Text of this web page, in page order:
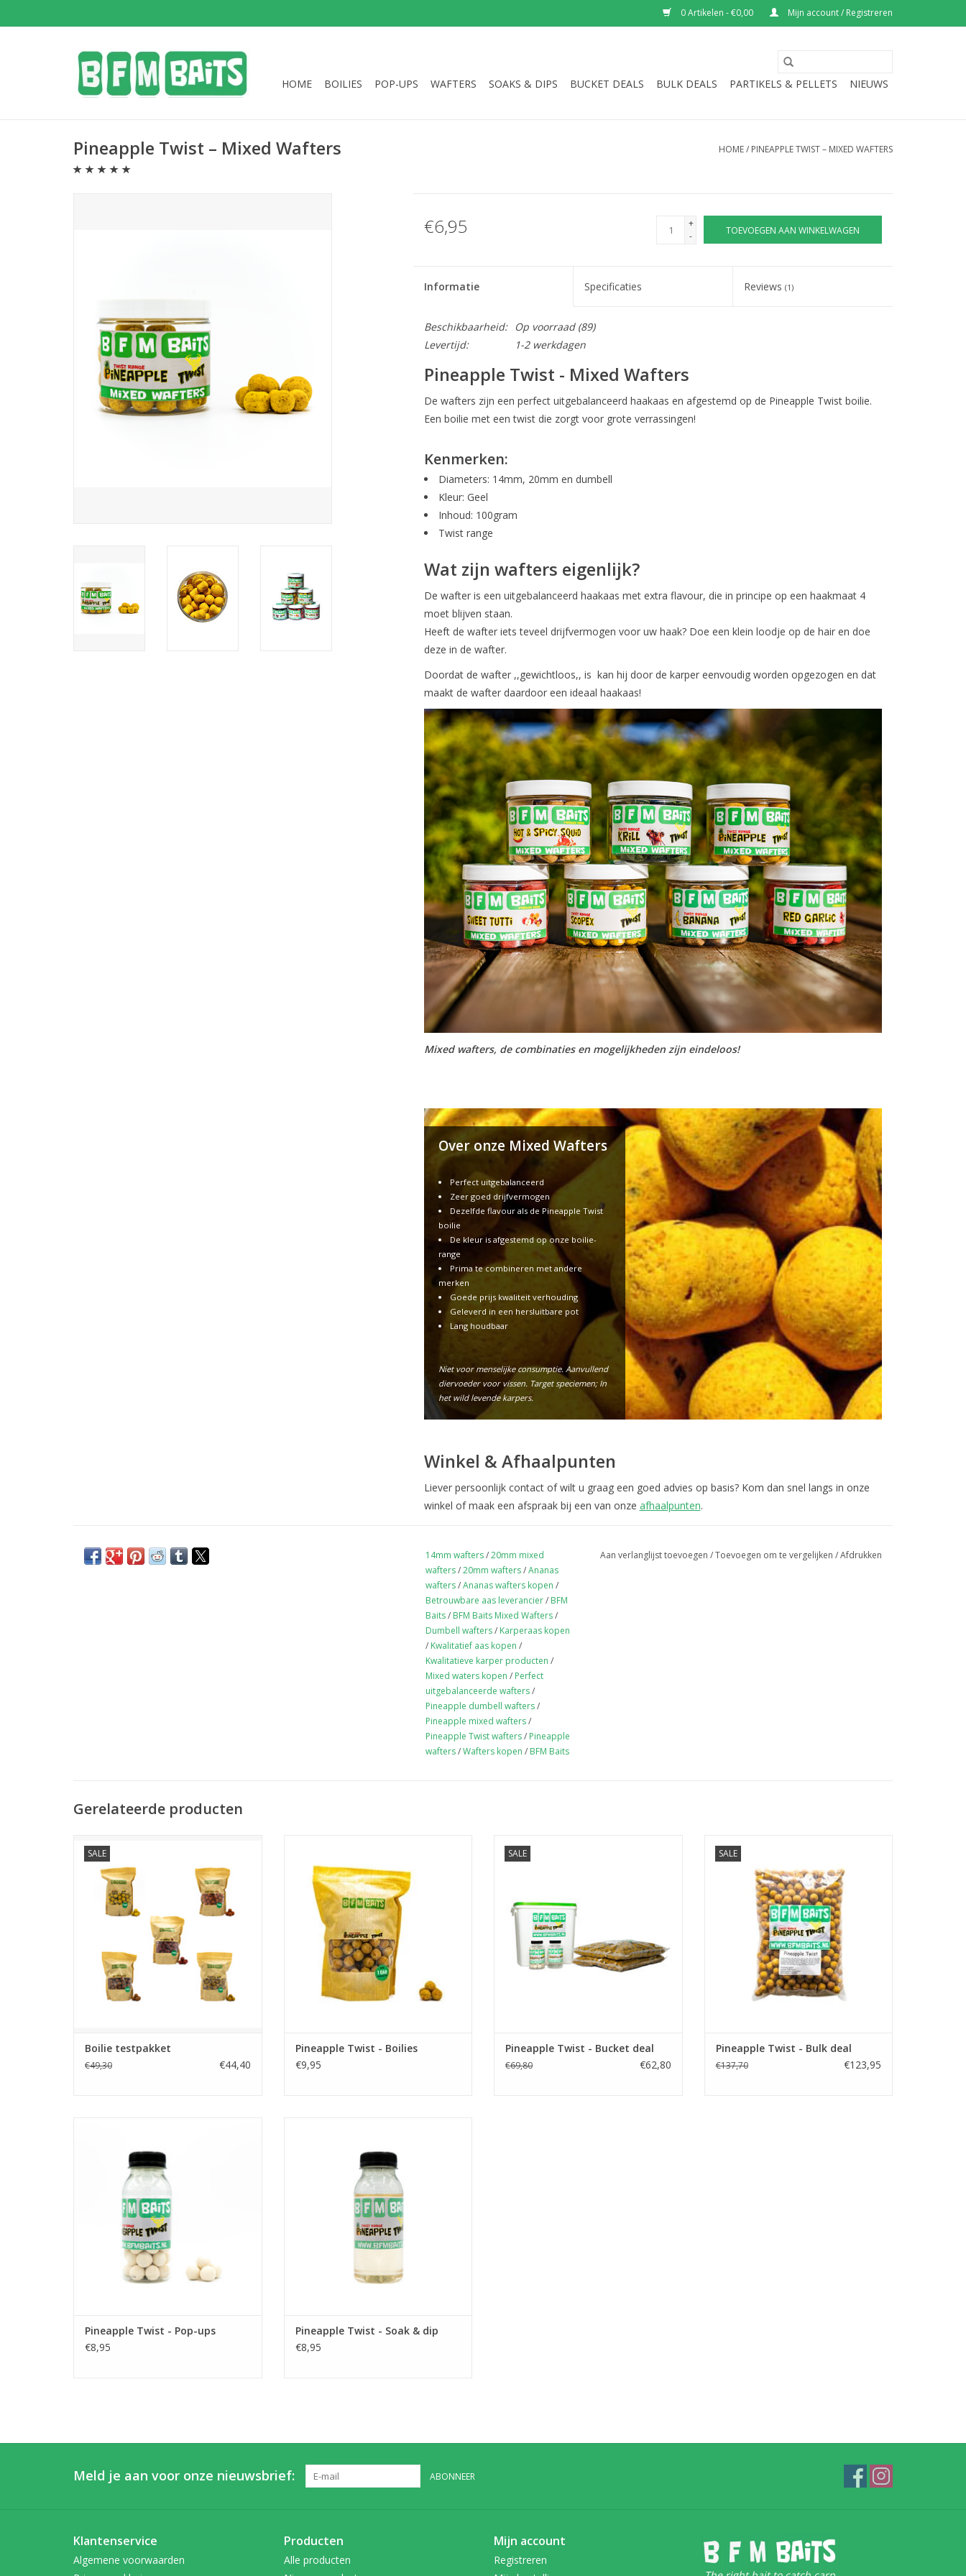
0 Artikelen - €0,00 Mijn account / Registreren
HOME BOILIES POP-UPS WAFTERS SOAKS & DIPS BUCKET DEALS BULK DEALS PARTIKELS & PELLETS NIEUWS
Pineapple Twist – Mixed Wafters HOME/ PINEAPPLE TWIST – MIXED WAFTERS
€6,95
+
-
TOEVOEGEN AAN WINKELWAGEN
Informatie Specificaties Reviews(1)
Beschikbaarheid: Op voorraad(89)
Levertijd:
1-2 werkdagen
Pineapple Twist - Mixed Wafters
De wafters zijn een perfect uitgebalanceerd haakaas en afgestemd op de Pineapple Twist boilie.
Een boilie met een twist die zorgt voor grote verrassingen!
Kenmerken:
Diameters: 14mm, 20mm en dumbell
Kleur: Geel
Inhoud: 100gram
Twist range
Wat zijn wafters eigenlijk?
De wafter is een uitgebalanceerd haakaas met extra flavour, die in principe op een haakmaat 4
moet blijven staan.
Heeft de wafter iets teveel drijfvermogen voor uw haak? Doe een klein loodje op de hair en doe
deze in de wafter.
Doordat de wafter ,,gewichtloos,, is kan hij door de karper eenvoudig worden opgezogen en dat
maakt de wafter daardoor een ideaal haakaas!
Mixed wafters, de combinaties en mogelijkheden zijn eindeloos!
Over onze Mixed Wafters
Perfect uitgebalanceerd
Zeer goed drijfvermogen
Dezelfde flavour als de Pineapple Twist
boilie
De kleur is afgestemd op onze boilie-
range
Prima te combineren met andere
merken
Goede prijs kwaliteit verhouding
Geleverd in een hersluitbare pot
Lang houdbaar
Niet voor menselijke consumptie. Aanvullend
diervoeder voor vissen. Target speciemen; In
het wild levende karpers.
Winkel & Afhaalpunten
Liever persoonlijk contact of wilt u graag een goed advies op basis? Kom dan snel langs in onze
winkel of maak een afspraak bij een van onze afhaalpunten.
14mm wafters/20mm mixed
wafters/20mm wafters/Ananas
wafters/Ananas wafters kopen /
Betrouwbare aas leverancier/ BFM
Baits/ BFM Baits Mixed Wafters/
Dumbell wafters/ Karperaas kopen
/ Kwalitatief aas kopen /
Kwalitatieve karper producten /
Mixed waters kopen / Perfect
uitgebalanceerde wafters/
Pineapple dumbell wafters/
Pineapple mixed wafters/
Pineapple Twist wafters/ Pineapple
wafters/Wafters kopen / BFM Baits
Aan verlanglijst toevoegen /Toevoegen om te vergelijken /Afdrukken
Gerelateerde producten
SALE
Het BFM Baits Boilie testpakket bestaande
uit 5 soorten / smaken (5kg) van de
bewezen BFM Baits range. Best For More!
TOEVOEGEN AAN WINKELWAGEN
Boilie testpakket
€49,30 €44,40
een mierzoete pineapple flavour, komijn
als smaakversterker en fenegriek voor de
uitwaseming onderwater en maken deze
boilies tot een echte pb killers tijdens het
karpervissen.
TOEVOEGEN AAN WINKELWAGEN
Pineapple Twist - Boilies
€9,95
SALE
Met deze handige bucketdeal bent u gelijk
Pineapple Twist - Bucket deal
€69,80 €62,80
SALE
U kunt de Pineapple boilies kopen in grote
aantallen en met hoge kortingen door
gebruik te maken van onze bulk deals!
Verkrijgbaar in 20mm, 15mm of in een mix.
TOEVOEGEN AAN WINKELWAGEN
Pineapple Twist - Bulk deal
€137,70 €123,95
hebben een extreem goed drijfvermogen.
TOEVOEGEN AAN WINKELWAGEN
Pineapple Twist - Pop-ups
€8,95
200ml.
TOEVOEGEN AAN WINKELWAGEN
Pineapple Twist - Soak & dip
€8,95
Meld je aan voor onze nieuwsbrief: ABONNEER
Klantenservice
Algemene voorwaarden
Producten
Alle producten
Mijn account
Registreren